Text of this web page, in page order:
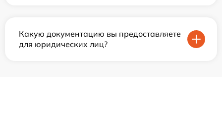
Какую документацию вы предоставляете
для юридических лиц?